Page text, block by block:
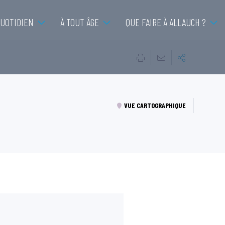
À TOUT ÂGE QUE FAIRE À ALLAUCH ?
VUE CARTOGRAPHIQUE